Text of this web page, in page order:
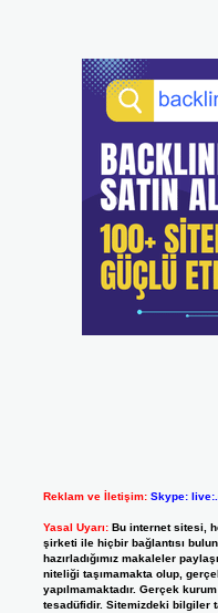
Reklam ve İletişim: Skype:
Yasal Uyarı: Bu internet sitesi,
şirketi ile hiçbir bağlantısı
hazırladığımız makaleler
niteliği taşımamakta olup,
yapılmamaktadır. Gerçek
tesadüfidir. Sitemizdeki bilgiler